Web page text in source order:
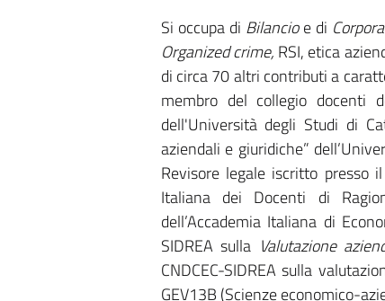
Si occupa di Bilancioe di
Organized crime, RSI, etica
di circa 70 altri contributi a
membro del collegio docenti
dell'Università degli Studi di
aziendali e giuridiche”
Revisore legale iscritto presso
Italiana dei Docenti di
dell’Accademia Italiana di
SIDREA sulla Valutazione
CNDCEC-SIDREA sulla
GEV13B (Scienze economico-